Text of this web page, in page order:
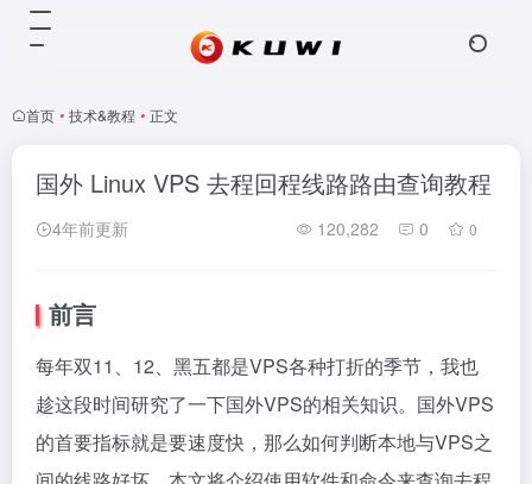
首页 • 技术&教程 • 正文
国外 Linux VPS 去程回程线路路由查询教程
4年前更新 120,282 0 0
前言
每年双11、12、黑五都是VPS各种打折的季节，我也
趁这段时间研究了一下国外VPS的相关知识。国外VPS
的首要指标就是要速度快，那么如何判断本地与VPS之